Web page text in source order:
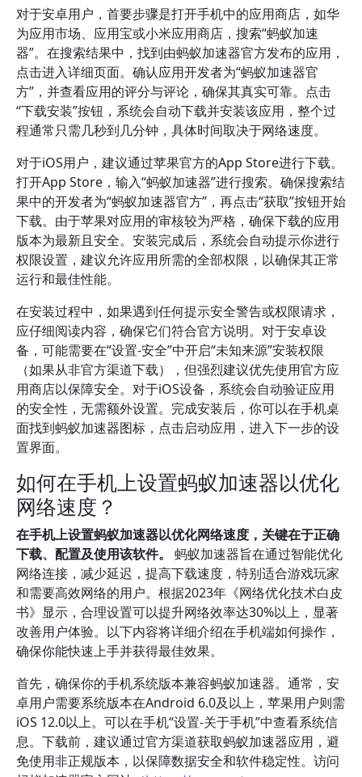
对于安卓用户，首要步骤是打开手机中的应用商店，如华
为应用市场、应用宝或小米应用商店，搜索“蚂蚁加速
器”。在搜索结果中，找到由蚂蚁加速器官方发布的应用，
点击进入详细页面。确认应用开发者为“蚂蚁加速器官
方”，并查看应用的评分与评论，确保其真实可靠。点击
“下载安装”按钮，系统会自动下载并安装该应用，整个过
程通常只需几秒到几分钟，具体时间取决于网络速度。
对于iOS用户，建议通过苹果官方的App Store进行下载。
打开App Store，输入“蚂蚁加速器”进行搜索。确保搜索结
果中的开发者为“蚂蚁加速器官方”，再点击“获取”按钮开始
下载。由于苹果对应用的审核较为严格，确保下载的应用
版本为最新且安全。安装完成后，系统会自动提示你进行
权限设置，建议允许应用所需的全部权限，以确保其正常
运行和最佳性能。
在安装过程中，如果遇到任何提示安全警告或权限请求，
应仔细阅读内容，确保它们符合官方说明。对于安卓设
备，可能需要在“设置-安全”中开启“未知来源”安装权限
（如果从非官方渠道下载），但强烈建议优先使用官方应
用商店以保障安全。对于iOS设备，系统会自动验证应用
的安全性，无需额外设置。完成安装后，你可以在手机桌
面找到蚂蚁加速器图标，点击启动应用，进入下一步的设
置界面。
如何在手机上设置蚂蚁加速器以优化
网络速度？
在手机上设置蚂蚁加速器以优化网络速度，关键在于正确
下载、配置及使用该软件。
蚂蚁加速器旨在通过智能优化
网络连接，减少延迟，提高下载速度，特别适合游戏玩家
和需要高效网络的用户。根据2023年《网络优化技术白皮
书》显示，合理设置可以提升网络效率达30%以上，显著
改善用户体验。以下内容将详细介绍在手机端如何操作，
确保你能快速上手并获得最佳效果。
首先，确保你的手机系统版本兼容蚂蚁加速器。通常，安
卓用户需要系统版本在Android 6.0及以上，苹果用户则需
iOS 12.0以上。可以在手机“设置-关于手机”中查看系统信
息。下载前，建议通过官方渠道获取蚂蚁加速器应用，避
免使用非正规版本，以保障数据安全和软件稳定性。访问